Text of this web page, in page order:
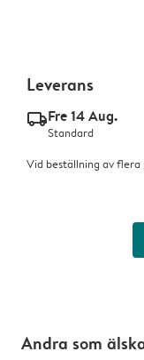
Leverans
delivery_standard_v2Fre 14 Aug.
Standard
Vid beställning av
Andra som